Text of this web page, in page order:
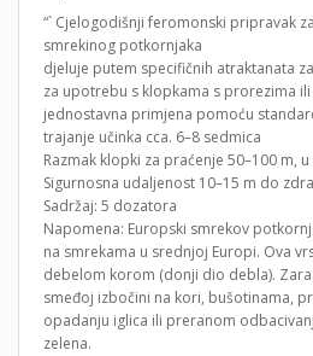
“` Cjelogodišnji feromonski pripravak
smrekinog potkornjaka
djeluje putem specifičnih atraktanata
za upotrebu s klopkama s prorezima
jednostavna primjena pomoću
trajanje učinka cca. 6–8 sedmica
Razmak klopki za praćenje 50–100 m,
Sigurnosna udaljenost 10–15 m do
Sadržaj: 5 dozatora
Napomena: Europski smrekov
na smrekama u srednjoj Europi. Ova
debelom korom (donji dio debla).
smeđoj izbočini na kori, bušotinama,
opadanju iglica ili preranom
zelena.